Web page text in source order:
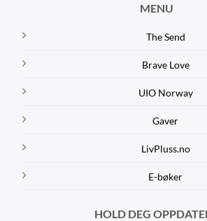
MENU
The Send
Brave Love
UIO Norway
Gaver
LivPluss.no
E-bøker
HOLD DEG